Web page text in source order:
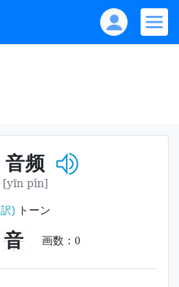
音频
[yīn pín]
訳)トーン
音 画数： 0